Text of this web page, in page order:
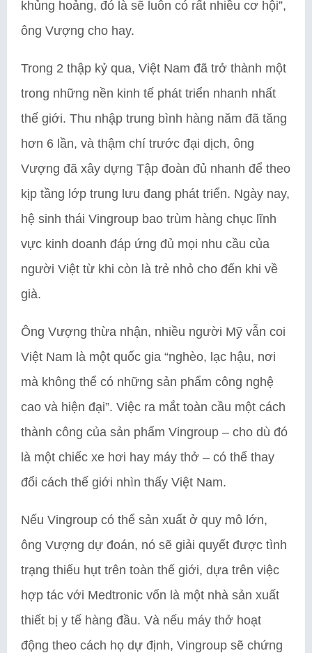
khủng hoảng, đó là sẽ luôn có rất nhiều cơ hội”,
ông Vượng cho hay.
Trong 2 thập kỷ qua, Việt Nam đã trở thành một
trong những nền kinh tế phát triển nhanh nhất
thế giới. Thu nhập trung bình hàng năm đã tăng
hơn 6 lần, và thậm chí trước đại dịch, ông
Vượng đã xây dựng Tập đoàn đủ nhanh để theo
kịp tầng lớp trung lưu đang phát triển. Ngày nay,
hệ sinh thái Vingroup bao trùm hàng chục lĩnh
vực kinh doanh đáp ứng đủ mọi nhu cầu của
người Việt từ khi còn là trẻ nhỏ cho đến khi về
già.
Ông Vượng thừa nhận, nhiều người Mỹ vẫn coi
Việt Nam là một quốc gia “nghèo, lạc hậu, nơi
mà không thể có những sản phẩm công nghệ
cao và hiện đại”. Việc ra mắt toàn cầu một cách
thành công của sản phẩm Vingroup – cho dù đó
là một chiếc xe hơi hay máy thở – có thể thay
đổi cách thế giới nhìn thấy Việt Nam.
Nếu Vingroup có thể sản xuất ở quy mô lớn,
ông Vượng dự đoán, nó sẽ giải quyết được tình
trạng thiếu hụt trên toàn thế giới, dựa trên việc
hợp tác với Medtronic vốn là một nhà sản xuất
thiết bị y tế hàng đầu. Và nếu máy thở hoạt
động theo cách họ dự định, Vingroup sẽ chứng